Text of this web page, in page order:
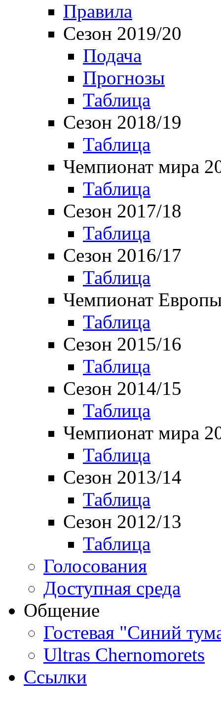
Правила
Сезон 2019/20
Подача
Прогнозы
Таблица
Сезон 2018/19
Таблица
Чемпионат мира
Таблица
Сезон 2017/18
Таблица
Сезон 2016/17
Таблица
Чемпионат
Таблица
Сезон 2015/16
Таблица
Сезон 2014/15
Таблица
Чемпионат мира
Таблица
Сезон 2013/14
Таблица
Сезон 2012/13
Таблица
Голосования
Доступная среда
Общение
Гостевая "Синий
Ultras Chernomorets
Ссылки